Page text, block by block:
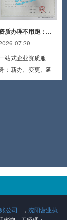
资质办理不用跑：材料整理 + 流程跟进 + 一站式服务
07-29
站式企业资质服
：新办、变更、延
、年审。熟悉办理
公司 ， 沈阳营业执